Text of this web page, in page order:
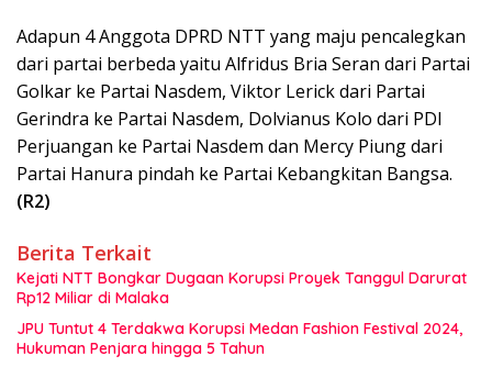
Adapun 4 Anggota DPRD NTT yang maju pencalegkan
dari partai berbeda yaitu Alfridus Bria Seran dari Partai
Golkar ke Partai Nasdem, Viktor Lerick dari Partai
Gerindra ke Partai Nasdem, Dolvianus Kolo dari PDI
Perjuangan ke Partai Nasdem dan Mercy Piung dari
Partai Hanura pindah ke Partai Kebangkitan Bangsa.
(R2)
Berita Terkait
Kejati NTT Bongkar Dugaan Korupsi Proyek Tanggul Darurat
Rp12 Miliar di Malaka
JPU Tuntut 4 Terdakwa Korupsi Medan Fashion Festival 2024,
Hukuman Penjara hingga 5 Tahun